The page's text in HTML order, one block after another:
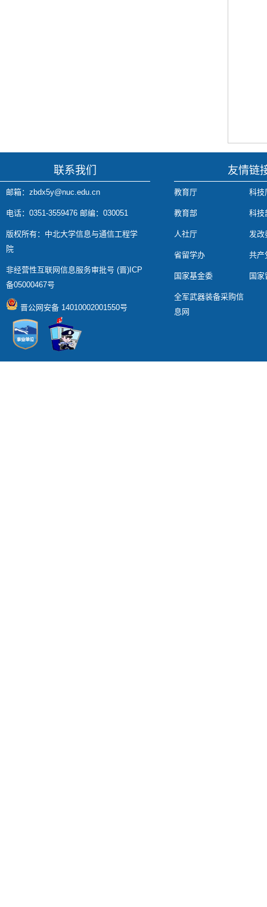
联系我们
邮箱：zbdx5y@nuc.edu.cn
电话：0351-3559476 邮编：030051
版权所有：中北大学信息与通信工程学
院
非经营性互联网信息服务审批号 (晋)ICP
备05000467号
晋公网安备 14010002001550号
友情链
教育厅 科技
教育部 科技
人社厅 发改
省留学办 共产
国家基金委 国
全军武器装备采购信
息网